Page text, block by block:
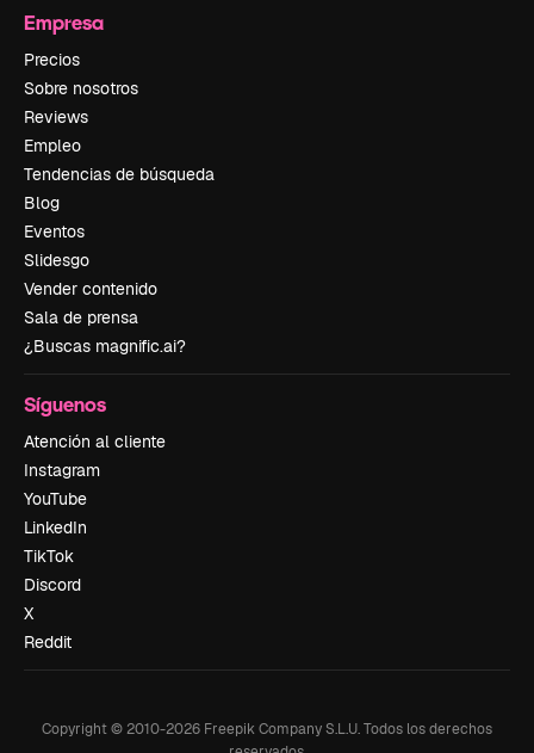
Empresa
Precios
Sobre nosotros
Reviews
Empleo
Tendencias de búsqueda
Blog
Eventos
Slidesgo
Vender contenido
Sala de prensa
¿Buscas magnific.ai?
Síguenos
Atención al cliente
Instagram
YouTube
LinkedIn
TikTok
Discord
X
Reddit
Copyright © 2010-2026 Freepik Company S.L.U.Todos los derechos